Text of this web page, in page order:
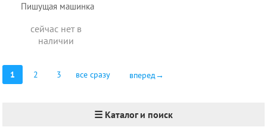
Пишущая машинка
сейчас нет в
наличии
1 2 3 все сразу вперед→
☰ Каталог и поиск